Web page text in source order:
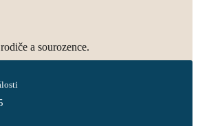
a sourozence.